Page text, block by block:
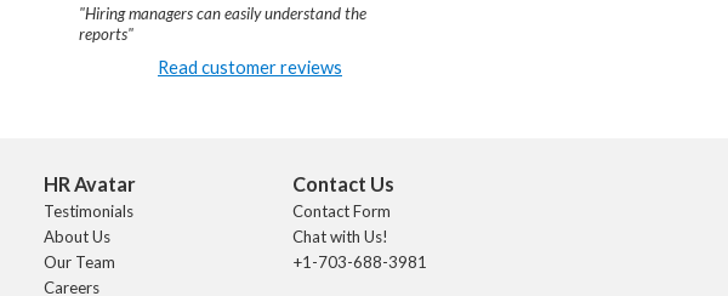
"Hiring managers can easily understand the
reports"
Read customer reviews
HR Avatar
Testimonials
About Us
Our Team
Careers
Contact Us
Contact Form
Chat with Us!
+1-703-688-3981